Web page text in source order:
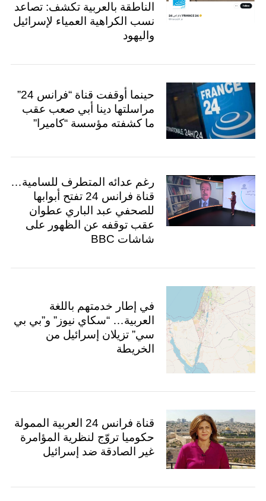
الناطقة بالعربية تكشف: تصاعد
نسب الكراهية العمياء لإسرائيل
واليهود
حينما أوقفت قناة “فرانس 24”
مراسلتها دينا أبي صعب عقب
ما كشفته مؤسسة “كاميرا”
رغم عدائه المتطرف للسامية…
قناة فرانس 24 تفتح أبوابها
للصحفي عبد الباري عطوان
عقب توقفه عن الظهور على
شاشات BBC
في إطار خدمتهم باللغة
العربية… “سكاي نيوز” و”بي بي
سي” تزيلان إسرائيل من
الخريطة
قناة فرانس 24 العربية الممولة
حكوميا تروّج لنظرية المؤامرة
غير الصادقة ضد إسرائيل